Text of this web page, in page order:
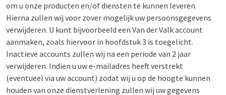
om u onze producten en/of diensten te kunnen leveren.
Hierna zullen wij voor zover mogelijk uw persoonsgegevens
verwijderen. U kunt bijvoorbeeld een Van der Valk account
aanmaken, zoals hiervoor in hoofdstuk 3 is toegelicht.
Inactieve accounts zullen wij na een periode van 2 jaar
verwijderen. Indien u uw e-mailadres heeft verstrekt
(eventueel via uw account) zodat wij u op de hoogte kunnen
houden van onze dienstverlening zullen wij uw gegevens